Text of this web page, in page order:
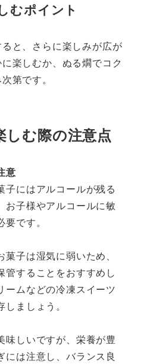
むポイント
と、さらに楽しみが広が
楽しむか、ぬる燗でコク
第です。
しむ際の注意点
意
にはアルコールが残る
お子様やアルコールに敏
です。
子は湿気に弱いため、
管することをおすすめし
ームなどの冷凍スイーツ
ましょう。
しいですが、栄養が豊
には注意し、バランス良